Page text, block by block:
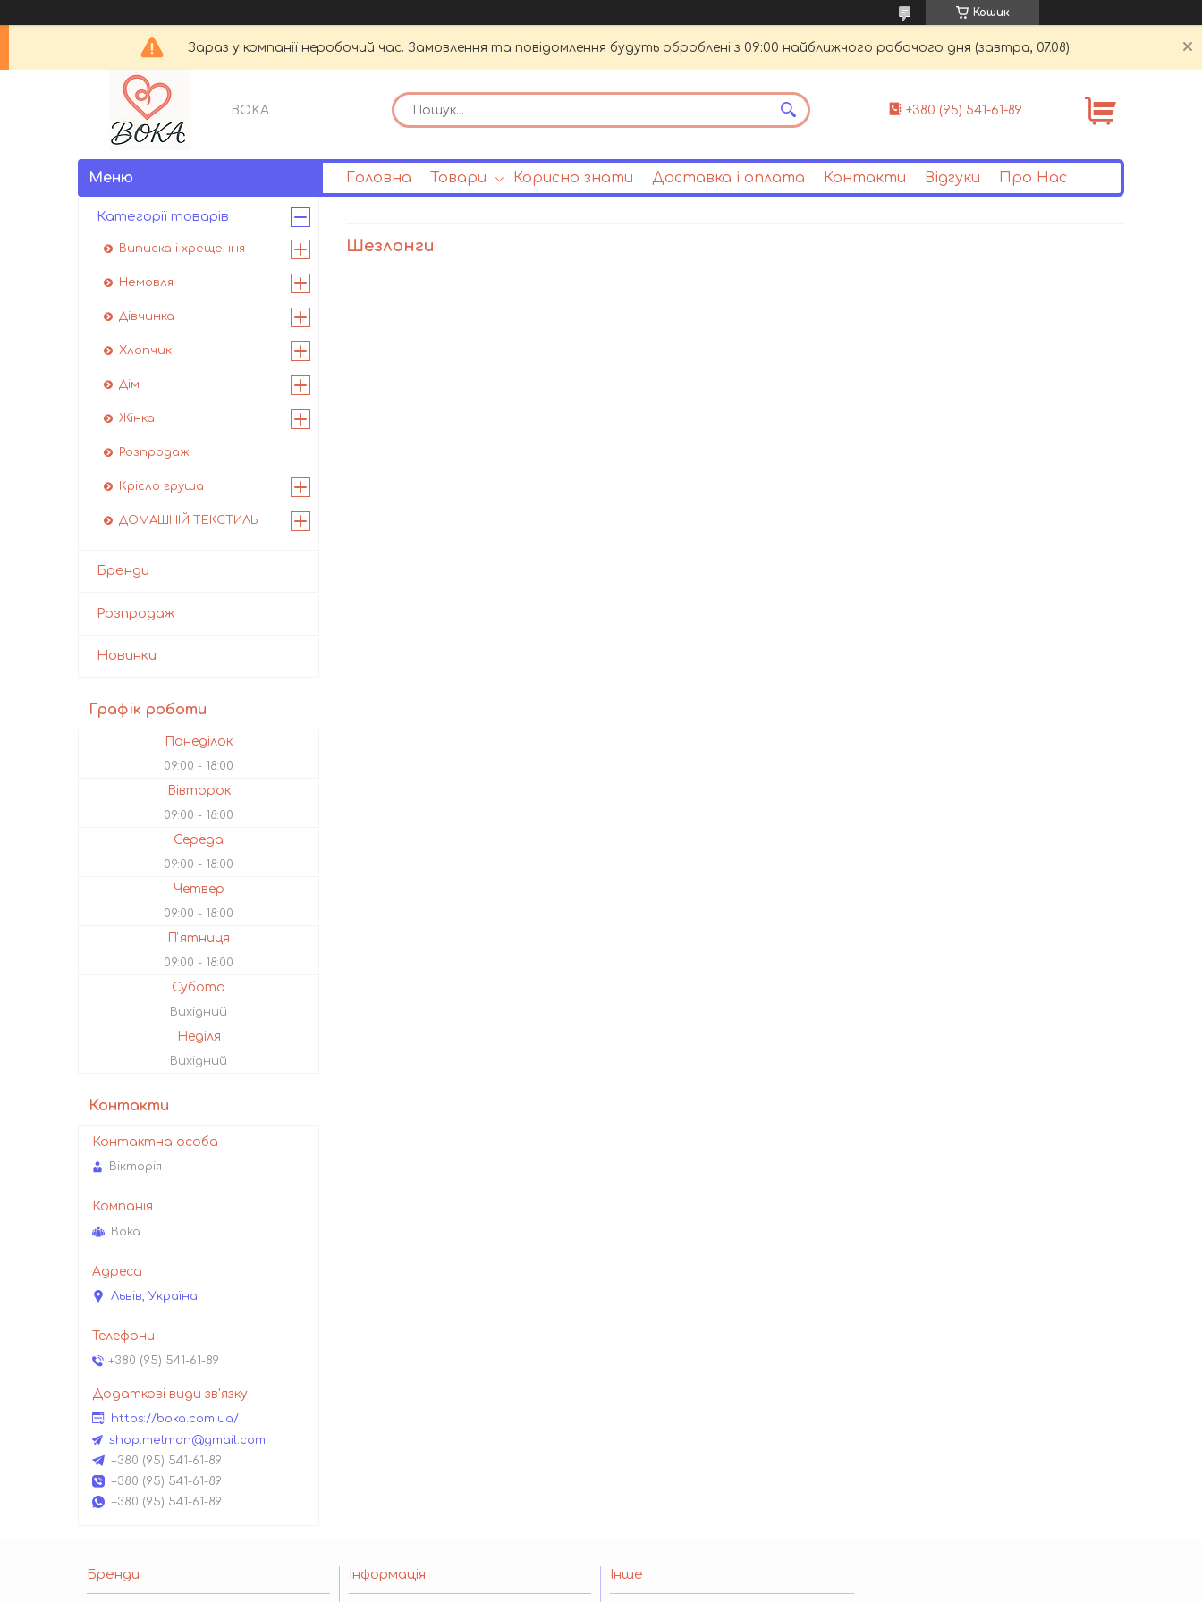
Кошик
Зараз у компанії неробочий час. Замовлення та повідомлення будуть оброблені з 09:00 найближчого робочого дня (завтра, 07.08).
BOKA +380 (95) 541-61-89
Головна Товари Корисно знати Доставка і оплата Контакти Відгуки Про Нас
Шезлонги
Категорії товарів
Виписка і хрещення
Немовля
Дівчинка
Хлопчик
Дім
Жінка
Розпродаж
Крісло груша
ДОМАШНІЙ ТЕКСТИЛЬ
Бренди
Розпродаж
Новинки
Графік роботи
Понеділок
09:00 18:00
Вівторок
09:00 18:00
Середа
09:00 18:00
Четвер
09:00 18:00
Пʼятниця
09:00 18:00
Субота
Вихідний
Неділя
Вихідний
Контакти
Вікторія
Boka
Львів, Україна
+380 (95) 541-61-89
https://boka.com.ua/
shop.melman@gmail.com
+380 (95) 541-61-89
+380 (95) 541-61-89
+380 (95) 541-61-89
Бренди Інформація Інше